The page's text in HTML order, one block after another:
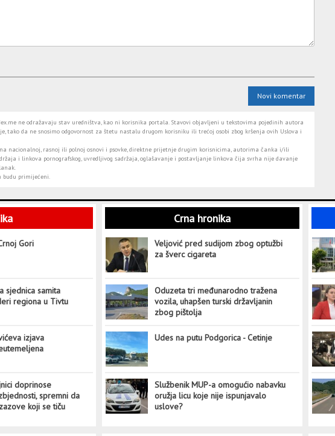
Novi komentar
ne odražavaju stav uredništva, kao ni korisnika portala. Stavovi objavljeni u tekstovima pojedinih autora
tako da ne snosimo odgovornost za štetu nastalu drugom korisniku ili trećoj osobi zbog kršenja ovih Uslova i
nacionalnoj, rasnoj ili polnoj osnovi i psovke, direktne prijetnje drugim korisnicima, autorima čanka i/ili
i linkova pornografskog, uvredljivog sadržaja, oglašavanje i postavljanje linkova čija svrha nije davanje
budu primijećeni.
Gori
sjednica samita
regiona u Tivtu
izjava
doprinose
spremni da
koji se tiču
Crna hronika
Veljović pred sudijom zbog optužbi
za šverc cigareta
Oduzeta tri međunarodno tražena
vozila, uhapšen turski državljanin
zbog pištolja
Udes na putu Podgorica - Cetinje
Službenik MUP-a omogućio nabavku
oružja licu koje nije ispunjavalo
uslove?